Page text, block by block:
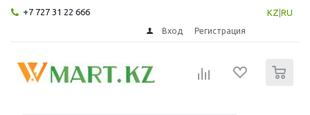
+7 727 31 22 666 KZ RU
Вход Регистрация